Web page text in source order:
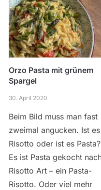
Orzo Pasta mit grünem
Spargel
30. April 2020
Beim Bild muss man fast
zweimal angucken. Ist es
Risotto oder ist es Pasta?
Es ist Pasta gekocht
Risotto Art – ein Pasta-
Risotto. Oder viel mehr